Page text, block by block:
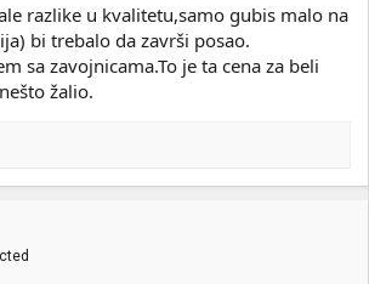
razlike u kvalitetu,samo gubis malo na
bi trebalo da završi posao.
sa zavojnicama.To je ta cena za beli
žalio.